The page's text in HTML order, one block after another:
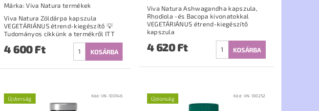
Márka:Viva Natura termékek
Viva Natura Zöldárpa kapszula
VEGETÁRIÁNUS étrend-kiegészítő 💡
4 600 Ft
Viva Natura Ashwagandha kapszula,
Rhodiola -és Bacopa kivonatokkal
VEGETÁRIÁNUS étrend-kiegészítő
kapszula
4 620 Ft
Újdonság Kód:VN-100146 Újdonság Kód: VN-100252